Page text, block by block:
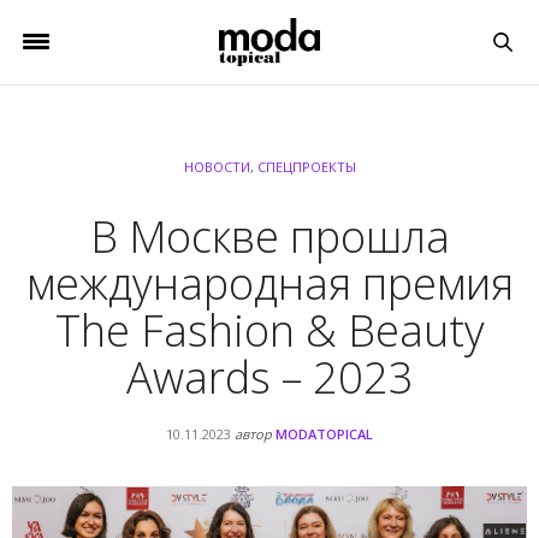
НОВОСТИ, СПЕЦПРОЕКТЫ
В Москве прошла
международная премия
The Fashion & Beauty
Awards – 2023
10.11.2023 автор MODATOPICAL